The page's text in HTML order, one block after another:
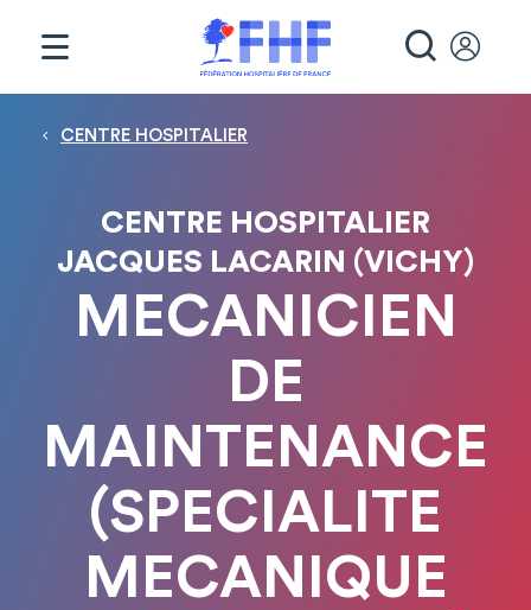
Fil d'Ariane
CENTRE HOSPITALIER
CENTRE HOSPITALIER
JACQUES LACARIN (VICHY)
MECANICIEN
DE
MAINTENANCE
(SPECIALITE
MECANIQUE
Panneau de gestion des cookies